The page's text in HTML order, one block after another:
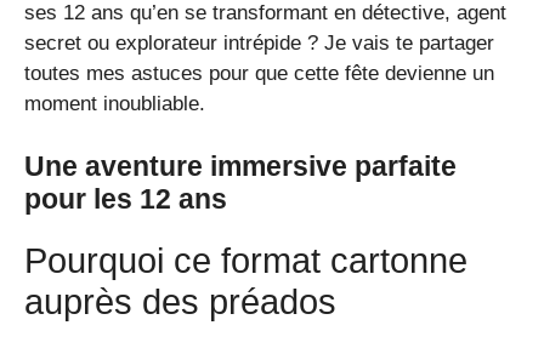
ses 12 ans qu’en se transformant en détective, agent
secret ou explorateur intrépide ? Je vais te partager
toutes mes astuces pour que cette fête devienne un
moment inoubliable.
Une aventure immersive parfaite
pour les 12 ans
Pourquoi ce format cartonne
auprès des préados